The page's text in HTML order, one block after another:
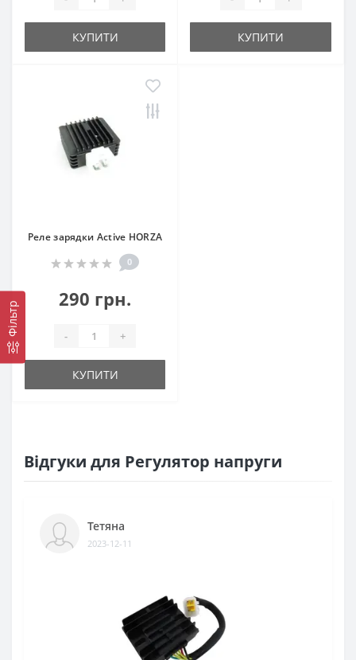
Фільтр
КУПИТИ КУПИТИ
Реле зарядки Active HORZA
0
290 грн.
- +
КУПИТИ
Відгуки для Регулятор напруги
Тетяна
2023-12-11